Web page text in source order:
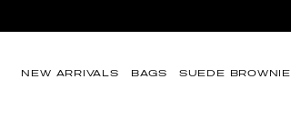
contenido
NEW ARRIVALS BAGS SUEDE BROWNIE